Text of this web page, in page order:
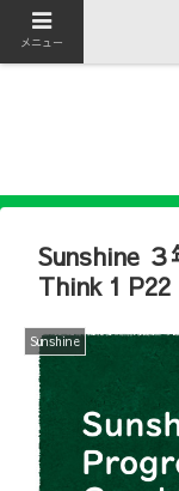
Sunshine
Think 1 P22
Sunshine
メニュー